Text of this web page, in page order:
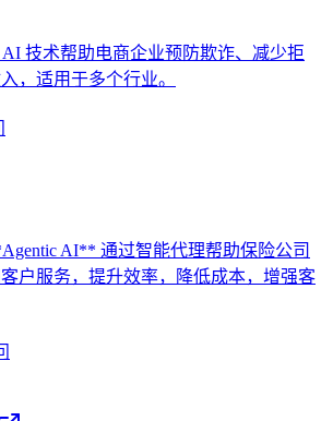
AI 技术帮助电商企业预防欺诈、减少拒
，适用于多个行业。
AI** 通过智能代理帮助保险公司
户服务，提升效率，降低成本，增强客